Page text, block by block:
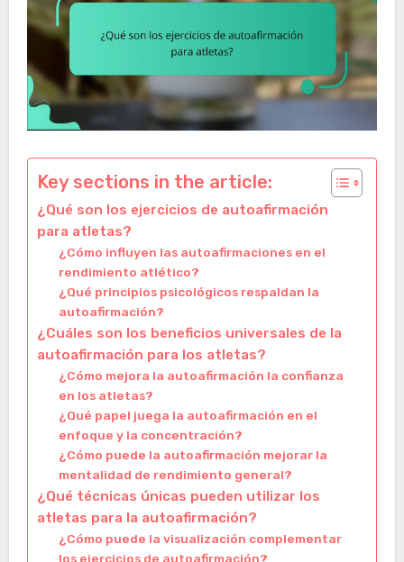
Key sections in the article:
¿Qué son los ejercicios de autoafirmación
para atletas?
¿Cómo influyen las autoafirmaciones en el
rendimiento atlético?
¿Qué principios psicológicos respaldan la
autoafirmación?
¿Cuáles son los beneficios universales de la
autoafirmación para los atletas?
¿Cómo mejora la autoafirmación la confianza
en los atletas?
¿Qué papel juega la autoafirmación en el
enfoque y la concentración?
¿Cómo puede la autoafirmación mejorar la
mentalidad de rendimiento general?
¿Qué técnicas únicas pueden utilizar los
atletas para la autoafirmación?
¿Cómo puede la visualización complementar
los ejercicios de autoafirmación?